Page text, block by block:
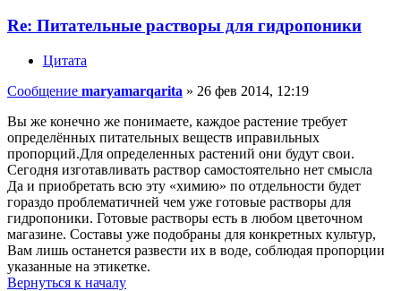
Re: Питательные растворы для гидропоники
Цитата
Сообщение maryamarqarita » 26 фев 2014, 12:19
Вы же конечно же понимаете, каждое растение требует
определённых питательных веществ иправильных
пропорций.Для определенных растений они будут свои.
Сегодня изготавливать раствор самостоятельно нет смысла
Да и приобретать всю эту «химию» по отдельности будет
гораздо проблематичней чем уже готовые растворы для
гидропоники. Готовые растворы есть в любом цветочном
магазине. Составы уже подобраны для конкретных культур,
Вам лишь останется развести их в воде, соблюдая пропорции
указанные на этикетке.
Вернуться к началу